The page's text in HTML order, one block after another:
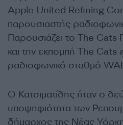
Apple United Refining
παρουσιαστής
Παρουσιάζει το The
και την εκπομπή The
ραδιοφωνικό σταθμό
Ο Κατσιματίδης ήταν ο
υποψηφιότητα των
δήμαρχος της Νέας